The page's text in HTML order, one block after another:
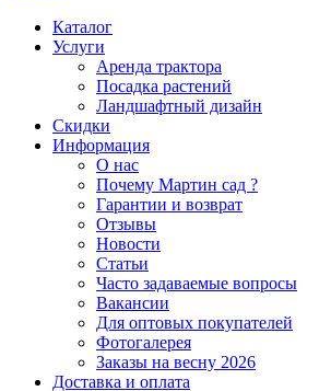
Каталог
Услуги
Аренда трактора
Посадка растений
Ландшафтный дизайн
Скидки
Информация
О нас
Почему Мартин сад ?
Гарантии и возврат
Отзывы
Новости
Статьи
Часто задаваемые вопросы
Вакансии
Для оптовых покупателей
Фотогалерея
Заказы на весну 2026
Доставка и оплата